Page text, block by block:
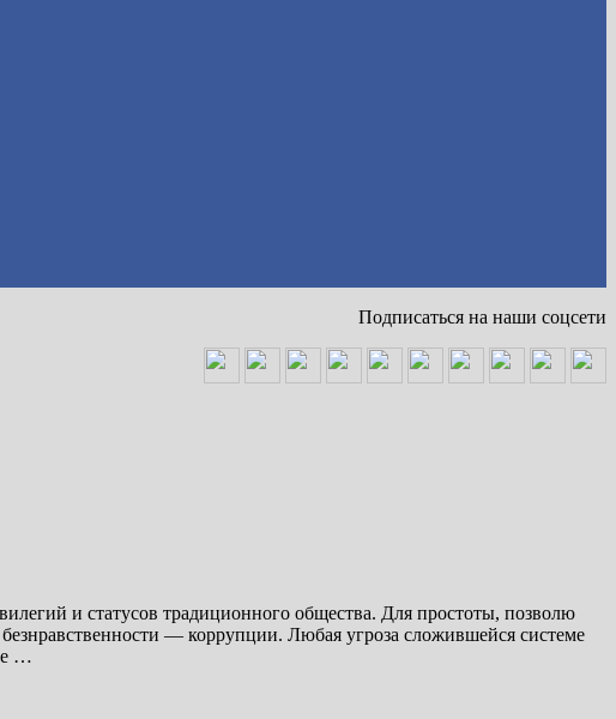
Подписаться на наши соцсети
и статусов традиционного общества. Для простоты, позволю
— коррупции. Любая угроза сложившейся системе
…